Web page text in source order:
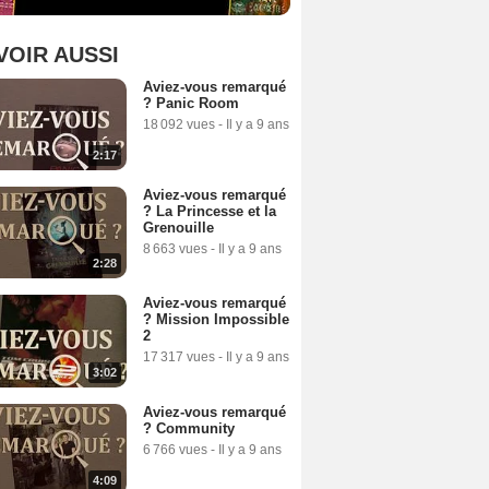
AUSSI
2:17
Aviez-vous remarqué
? Panic Room
18 092 vues - Il y a 9 ans
2:28
Aviez-vous remarqué
? La Princesse et la
Grenouille
8 663 vues - Il y a 9 ans
3:02
Aviez-vous remarqué
? Mission Impossible
2
17 317 vues - Il y a 9 ans
4:09
Aviez-vous remarqué
? Community
6 766 vues - Il y a 9 ans